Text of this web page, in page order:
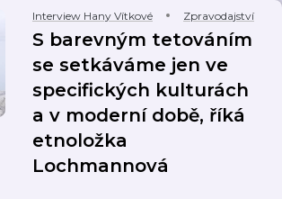
Interview Hany Vítkové Zpravodajství
S barevným tetováním
se setkáváme jen ve
specifických kulturách
a v moderní době, říká
etnoložka
Lochmannová